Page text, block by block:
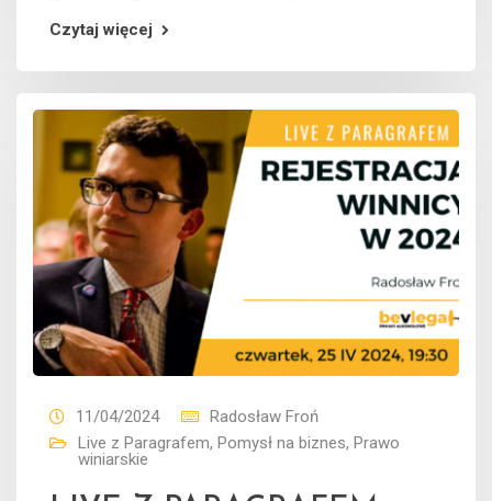
Czytaj więcej
11/04/2024
Radosław Froń
Live z Paragrafem, Pomysł na biznes, Prawo
winiarskie